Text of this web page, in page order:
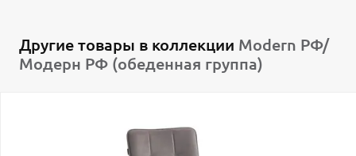
Другие товары в коллекции Modern РФ/
Модерн РФ (обеденная группа)